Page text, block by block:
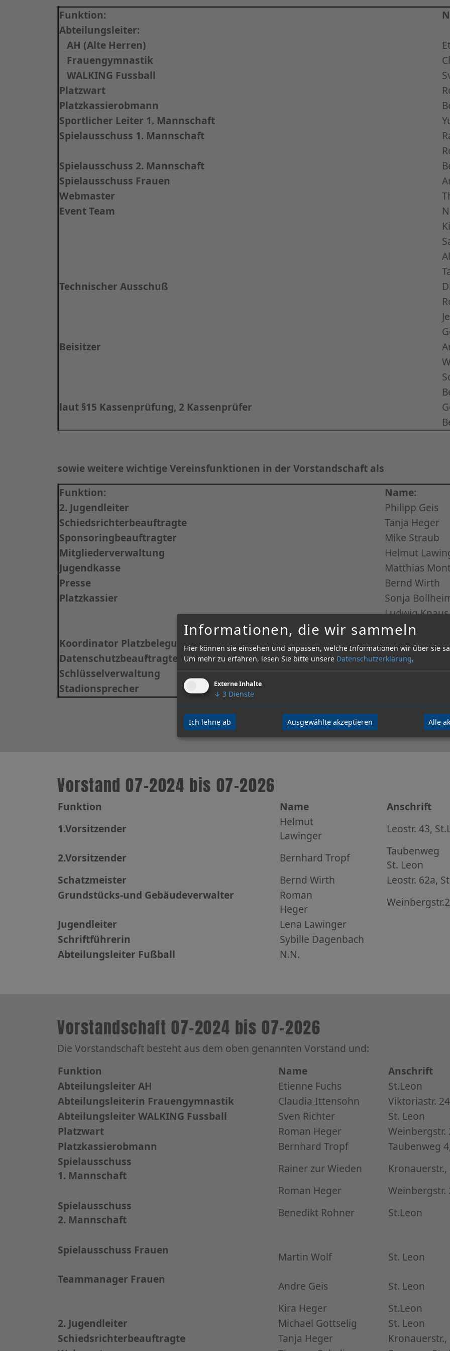
Funktion:
Abteilungsleiter:
AH (Alte Herren)
Frauengymnastik
WALKING Fussball
Platzwart
Platzkassierobmann
Sportlicher Leiter 1. Mannschaft
Spielausschuss 1. Mannschaft
Spielausschuss 2. Mannschaft
Spielausschuss Frauen
Webmaster
Event Team
Technischer Ausschuß
Beisitzer
laut §15 Kassenprüfung, 2 Kassenprüfer
sowie weitere wichtige Vereinsfunktionen in der Vorstandschaft als
Funktion:
Name:
2. Jugendleiter
Philipp Geis
Schiedsrichterbeauftragte
Tanja Heger
Sponsoringbeauftragter
Mike Straub
Mitgliederverwaltung
Helmut
Jugendkasse
Matthias
Presse
Bernd Wirth
Platzkassier
Sonja
Ludwig Knaus
Heinrich
Koordinator Platzbelegung
Martin Wolf
Datenschutzbeauftragte
Lena
Schlüsselverwaltung
Lena
Stadionsprecher
Vorstand 07-2024 bis 07-2026
Funktion Name Anschrift
1.Vorsitzender
Helmut
Lawinger
Leostr. 43,
2.Vorsitzender Bernhard Tropf
Taubenweg
St. Leon
Schatzmeister
Bernd Wirth Leostr. 62a,
Grundstücks-und Gebäudeverwalter
Roman
Heger
Jugendleiter
Lena Lawinger
Schriftführerin
Sybille Dagenbach
Abteilungsleiter Fußball
N.N.
Vorstandschaft 07-2024 bis 07-2026
Die Vorstandschaft besteht aus dem oben genannten Vorstand und:
Funktion
Name Anschrift
Abteilungsleiter AH
Etienne Fuchs
St.Leon
Abteilungsleiterin Frauengymnastik
Claudia Ittensohn Viktoriastr.
Abteilungsleiter WALKING Fussball
Sven Richter
St. Leon
Platzwart
Roman Heger Weinbergstr.
Platzkassierobmann
Bernhard Tropf Taubenweg
Spielausschuss
1. Mannschaft
Rainer zur Wieden Kronauerstr.,
Roman Heger
Weinbergstr.
Spielausschuss
2. Mannschaft
Benedikt Rohner St.Leon
Spielausschuss Frauen
Martin Wolf
St. Leon
Teammanager Frauen
Andre Geis
St. Leon
Kira Heger
St.Leon
2. Jugendleiter
Michael Gottselig
St. Leon
Schiedsrichterbeauftragte
Tanja Heger
Kronauerstr.,
Informationen, die wir sammeln
Hier können sie einsehen und anpassen, welche Informationen wir über sie
Um mehr zu erfahren, lesen Sie bitte unsere Datenschutzerklärung.
Externe Inhalte
↓ 3 Dienste
Ich lehne ab Ausgewählte akzeptieren Alle